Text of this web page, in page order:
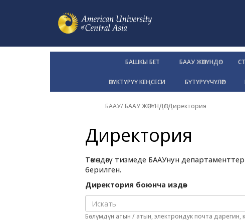
БАШКЫ БЕТ БААУ ЖӨНҮНДӨ
ӨНҮКТҮРҮҮ КЕҢСЕСИ БҮТҮРҮҮЧҮЛӨР
БААУ/БААУ ЖӨНҮНДӨ/Директория
Директория
Төмөндөгү тизмеде БААУнун
берилген.
Директория боюнча издөө:
Бөлүмдүн атын / атын, электрондук почта